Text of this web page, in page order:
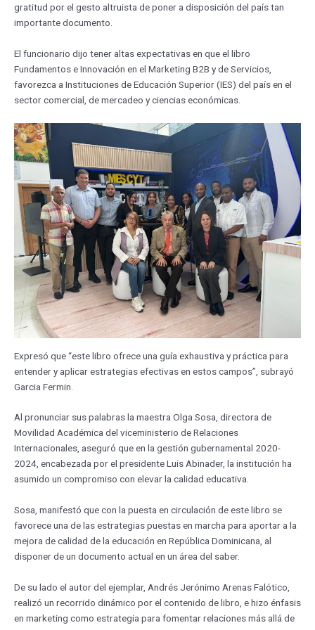
gratitud por el gesto altruista de poner a disposición del país tan
importante documento.
El funcionario dijo tener altas expectativas en que el libro
Fundamentos e Innovación en el Marketing B2B y de Servicios,
favorezca a Instituciones de Educación Superior (IES) del país en el
sector comercial, de mercadeo y ciencias económicas.
Expresó que “este libro ofrece una guía exhaustiva y práctica para
entender y aplicar estrategias efectivas en estos campos”, subrayó
Garcia Fermin.
Al pronunciar sus palabras la maestra Olga Sosa, directora de
Movilidad Académica del viceministerio de Relaciones
Internacionales, aseguró que en la gestión gubernamental 2020-
2024, encabezada por el presidente Luis Abinader, la institución ha
asumido un compromiso con elevar la calidad educativa.
Sosa, manifestó que con la puesta en circulación de este libro se
favorece una de las estrategias puestas en marcha para aportar a la
mejora de calidad de la educación en República Dominicana, al
disponer de un documento actual en un área del saber.
De su lado el autor del ejemplar, Andrés Jerónimo Arenas Falótico,
realizó un recorrido dinámico por el contenido de libro, e hizo énfasis
en marketing como estrategia para fomentar relaciones más allá de